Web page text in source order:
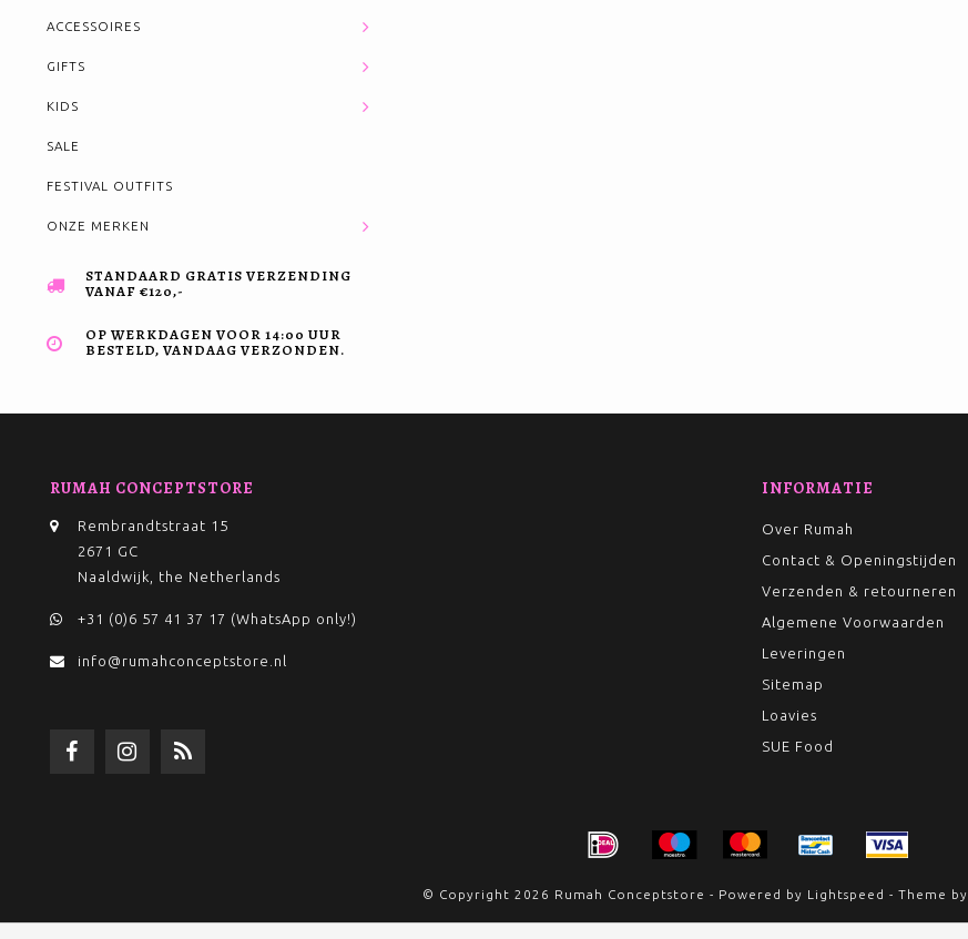
ACCESSOIRES
GIFTS
KIDS
SALE
FESTIVAL OUTFITS
ONZE MERKEN
STANDAARD GRATIS VERZENDING
VANAF €120,-
OP WERKDAGEN VOOR 14:00 UUR
BESTELD, VANDAAG VERZONDEN.
RUMAH CONCEPTSTORE
Rembrandtstraat 15
2671 GC
Naaldwijk, the Netherlands
+31 (0)6 57 41 37 17 (WhatsApp only!)
info@rumahconceptstore.nl
INFORMATIE
Over Rumah
Contact & Openingstijden
Verzenden & retourneren
Algemene Voorwaarden
Leveringen
Sitemap
Loavies
SUE Food
© Copyright 2026 Rumah Conceptstore - Powered by Lightspeed - Theme by